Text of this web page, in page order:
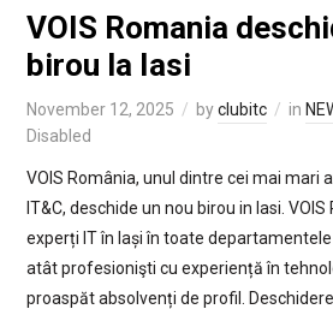
VOIS Romania
birou la Iasi
November 12, 2025 byclubitc in
Disabled
VOIS România, unul dintre cei mai mari
IT&C, deschide un nou birou in Iasi.
experți IT în Iași în toate
atât profesionişti cu experiență în
proaspăt absolvenți de profil.